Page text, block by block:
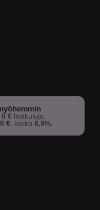
0 € lisäkuluja.
€ , korko8,9%